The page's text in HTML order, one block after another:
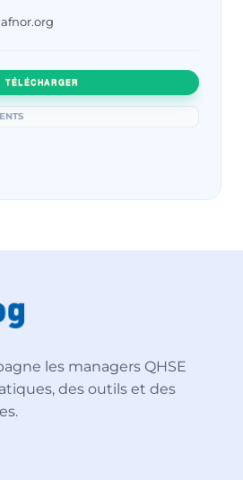
TÉLÉCHARGER
les managers QHSE
des outils et des